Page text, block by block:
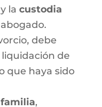
la custodia
debe
de
que haya sido
,